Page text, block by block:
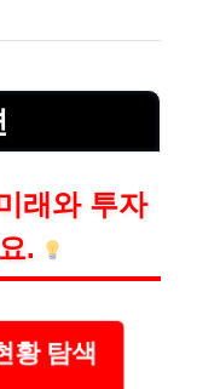
래와 투자
.
황 탐색